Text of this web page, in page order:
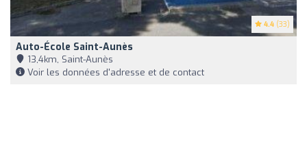
4.4 (33)
Auto-École Saint-Aunès
13,4km, Saint-Aunès
Voir les données d'adresse et de contact